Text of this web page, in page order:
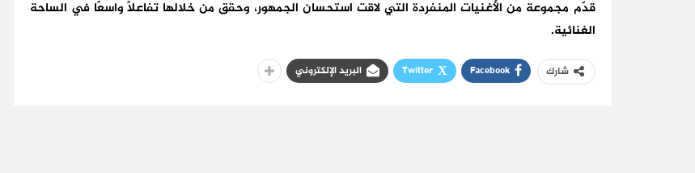
قدّم مجموعة من الأغنيات المنفردة التي لاقت استحسان الجمهور، وحقق من خلالها تفاعلًا واسعًا في الساحة
الغنائية.
شارك Facebook
Twitter البريد الإلكتروني